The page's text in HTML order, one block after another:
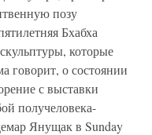
позу
Бхабха
которые
говорит, о состоянии
с выставки
получеловека-
Янущак в Sunday